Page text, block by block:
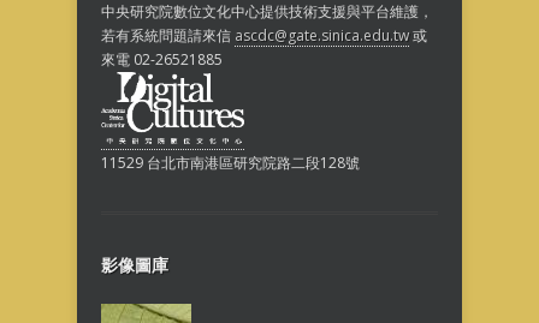
中央研究院數位文化中心提供技術支援與平台維護，
若有系統問題請來信 ascdc@gate.sinica.edu.tw或
來電 02-26521885
11529 台北市南港區研究院路二段128號
影像圖庫